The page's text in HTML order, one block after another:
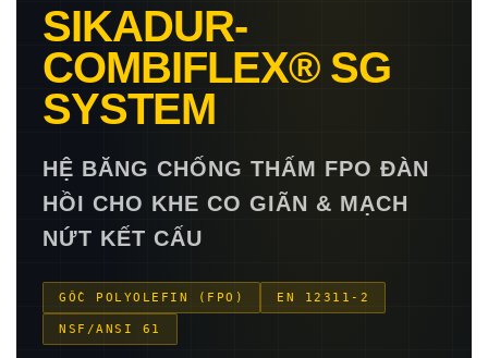
SIKADUR-
COMBIFLEX® SG
SYSTEM
HỆ BĂNG CHỐNG THẤM FPO ĐÀN
HỒI CHO KHE CO GIÃN & MẠCH
NỨT KẾT CẤU
GỐC POLYOLEFIN (FPO) EN 12311-2
NSF/ANSI 61